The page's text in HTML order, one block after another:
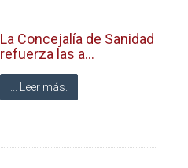
La Concejalía de Sanidad
refuerza las a...
... Leer más.